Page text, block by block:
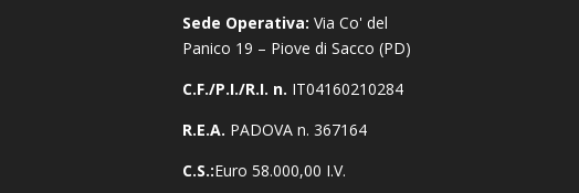
Sede Operativa:Via Co' del
Panico 19 – Piove di Sacco (PD)
C.F./P.I./R.I. n. IT04160210284
R.E.A. PADOVA n. 367164
C.S.:Euro 58.000,00 I.V.